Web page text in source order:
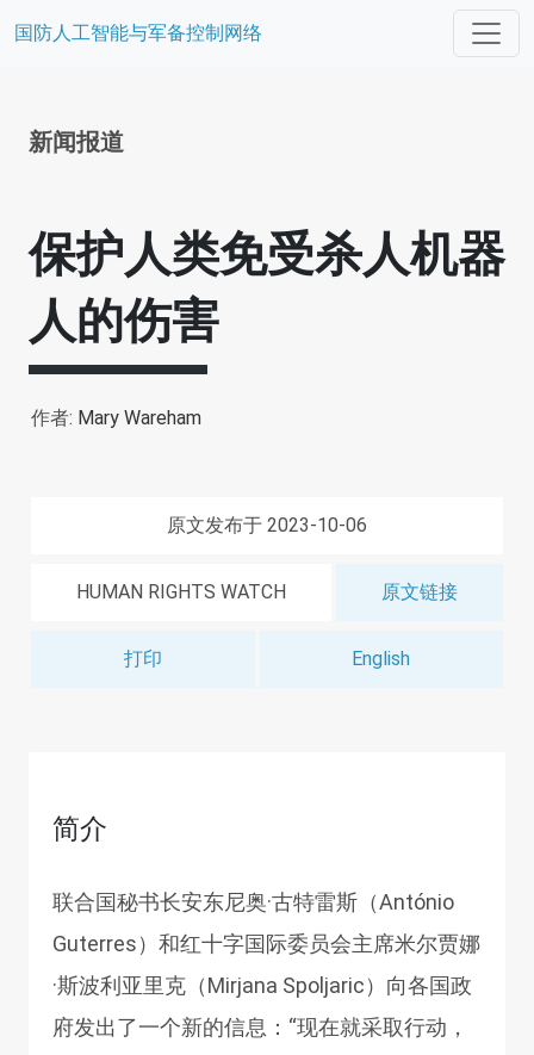
国防人工智能与军备控制网络
新闻报道
保护人类免受杀人机器
人的伤害
作者: Mary Wareham
原文发布于 2023-10-06
HUMAN RIGHTS WATCH 原文链接
打印 English
简介
联合国秘书长安东尼奥·古特雷斯（António
Guterres）和红十字国际委员会主席米尔贾娜
·斯波利亚里克（Mirjana Spoljaric）向各国政
府发出了一个新的信息：“现在就采取行动，